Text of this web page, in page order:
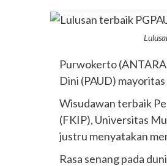
Purwokerto
Dini (PAUD)
Wisudawan terbaik
(FKIP), Universitas
justru menyatakan
Rasa senang pada